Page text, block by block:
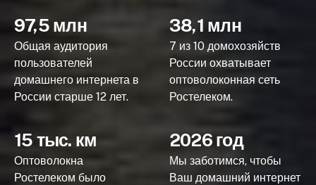
97,5 млн
Общая аудитория
пользователей
домашнего интернета в
России старше 12 лет.
38,1 млн
7 из 10 домохозяйств
России охватывает
оптоволоконная сеть
Ростелеком.
15 тыс. км
Оптоволокна
Ростелеком было
2026 год
Мы заботимся, чтобы
Ваш домашний интернет